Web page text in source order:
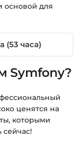
основой для
(53 часа)
Symfony?
ценятся на
которыми
сейчас!